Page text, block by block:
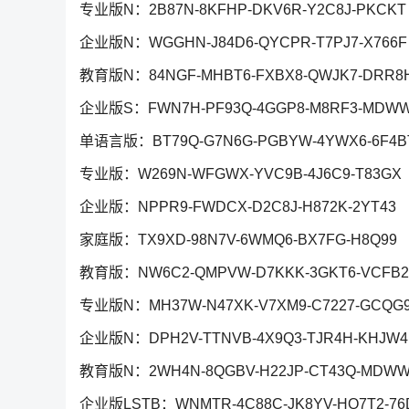
专业版N：2B87N-8KFHP-DKV6R-Y2C8J-PKCKT
企业版N：WGGHN-J84D6-QYCPR-T7PJ7-X766F
教育版N：84NGF-MHBT6-FXBX8-QWJK7-
企业版S：FWN7H-PF93Q-4GGP8-M8RF3-
单语言版：BT79Q-G7N6G-PGBYW-4YWX6-
专业版：W269N-WFGWX-YVC9B-4J6C9-T83GX
企业版：NPPR9-FWDCX-D2C8J-H872K-2YT43
家庭版：TX9XD-98N7V-6WMQ6-BX7FG-H8Q99
教育版：NW6C2-QMPVW-D7KKK-3GKT6-VCFB2
专业版N：MH37W-N47XK-V7XM9-C7227-
企业版N：DPH2V-TTNVB-4X9Q3-TJR4H-KHJW4
教育版N：2WH4N-8QGBV-H22JP-CT43Q-
企业版LSTB：WNMTR-4C88C-JK8YV-HQ7T2-